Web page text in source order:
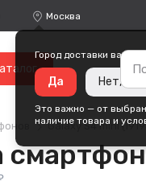
Москва
Город доставки ваших
Да Нет,
Это важно — от
наличие товара и
Galaxy S4 mini